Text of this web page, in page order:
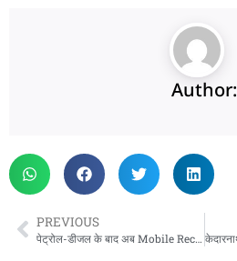
Author:
PREVIOUS
पेट्रोल-डीजल के बाद अब Mobile Recharge भी होंगे महंगे!, कॉलिंग और डेटा प्लान के बढ़ेंगे दाम